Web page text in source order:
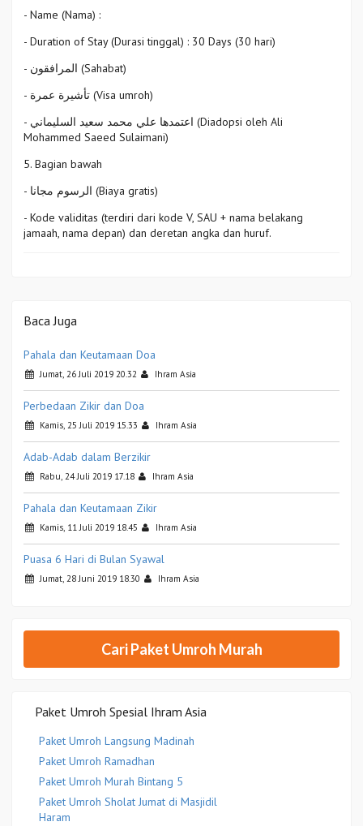
- Name (Nama) :
- Duration of Stay (Durasi tinggal) : 30 Days (30 hari)
- المرافقون (Sahabat)
- تأشيرة عمرة (Visa umroh)
- اعتمدها علي محمد سعيد السليماني (Diadopsi oleh Ali
Mohammed Saeed Sulaimani)
5. Bagian bawah
- الرسوم مجانا (Biaya gratis)
- Kode validitas (terdiri dari kode V, SAU + nama belakang
jamaah, nama depan) dan deretan angka dan huruf.
Baca Juga
Pahala dan Keutamaan Doa
Jumat, 26 Juli 2019 20.32 Ihram Asia
Perbedaan Zikir dan Doa
Kamis, 25 Juli 2019 15.33 Ihram Asia
Adab-Adab dalam Berzikir
Rabu, 24 Juli 2019 17.18 Ihram Asia
Pahala dan Keutamaan Zikir
Kamis, 11 Juli 2019 18.45 Ihram Asia
Puasa 6 Hari di Bulan Syawal
Jumat, 28 Juni 2019 18.30 Ihram Asia
Cari Paket Umroh Murah
Paket Umroh Spesial Ihram Asia
Paket Umroh Langsung Madinah
Paket Umroh Ramadhan
Paket Umroh Murah Bintang 5
Paket Umroh Sholat Jumat di Masjidil
Haram